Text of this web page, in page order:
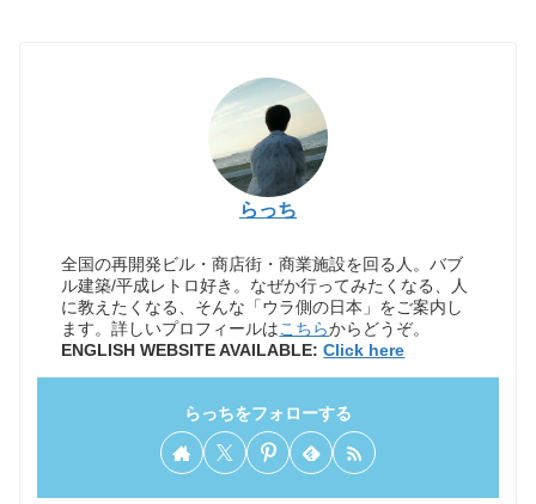
らっち
全国の再開発ビル・商店街・商業施設を回る人。バブ
ル建築/平成レトロ好き。なぜか行ってみたくなる、人
に教えたくなる、そんな「ウラ側の日本」をご案内し
ます。詳しいプロフィールはこちらからどうぞ。
ENGLISH WEBSITE AVAILABLE:Click here
らっちをフォローする